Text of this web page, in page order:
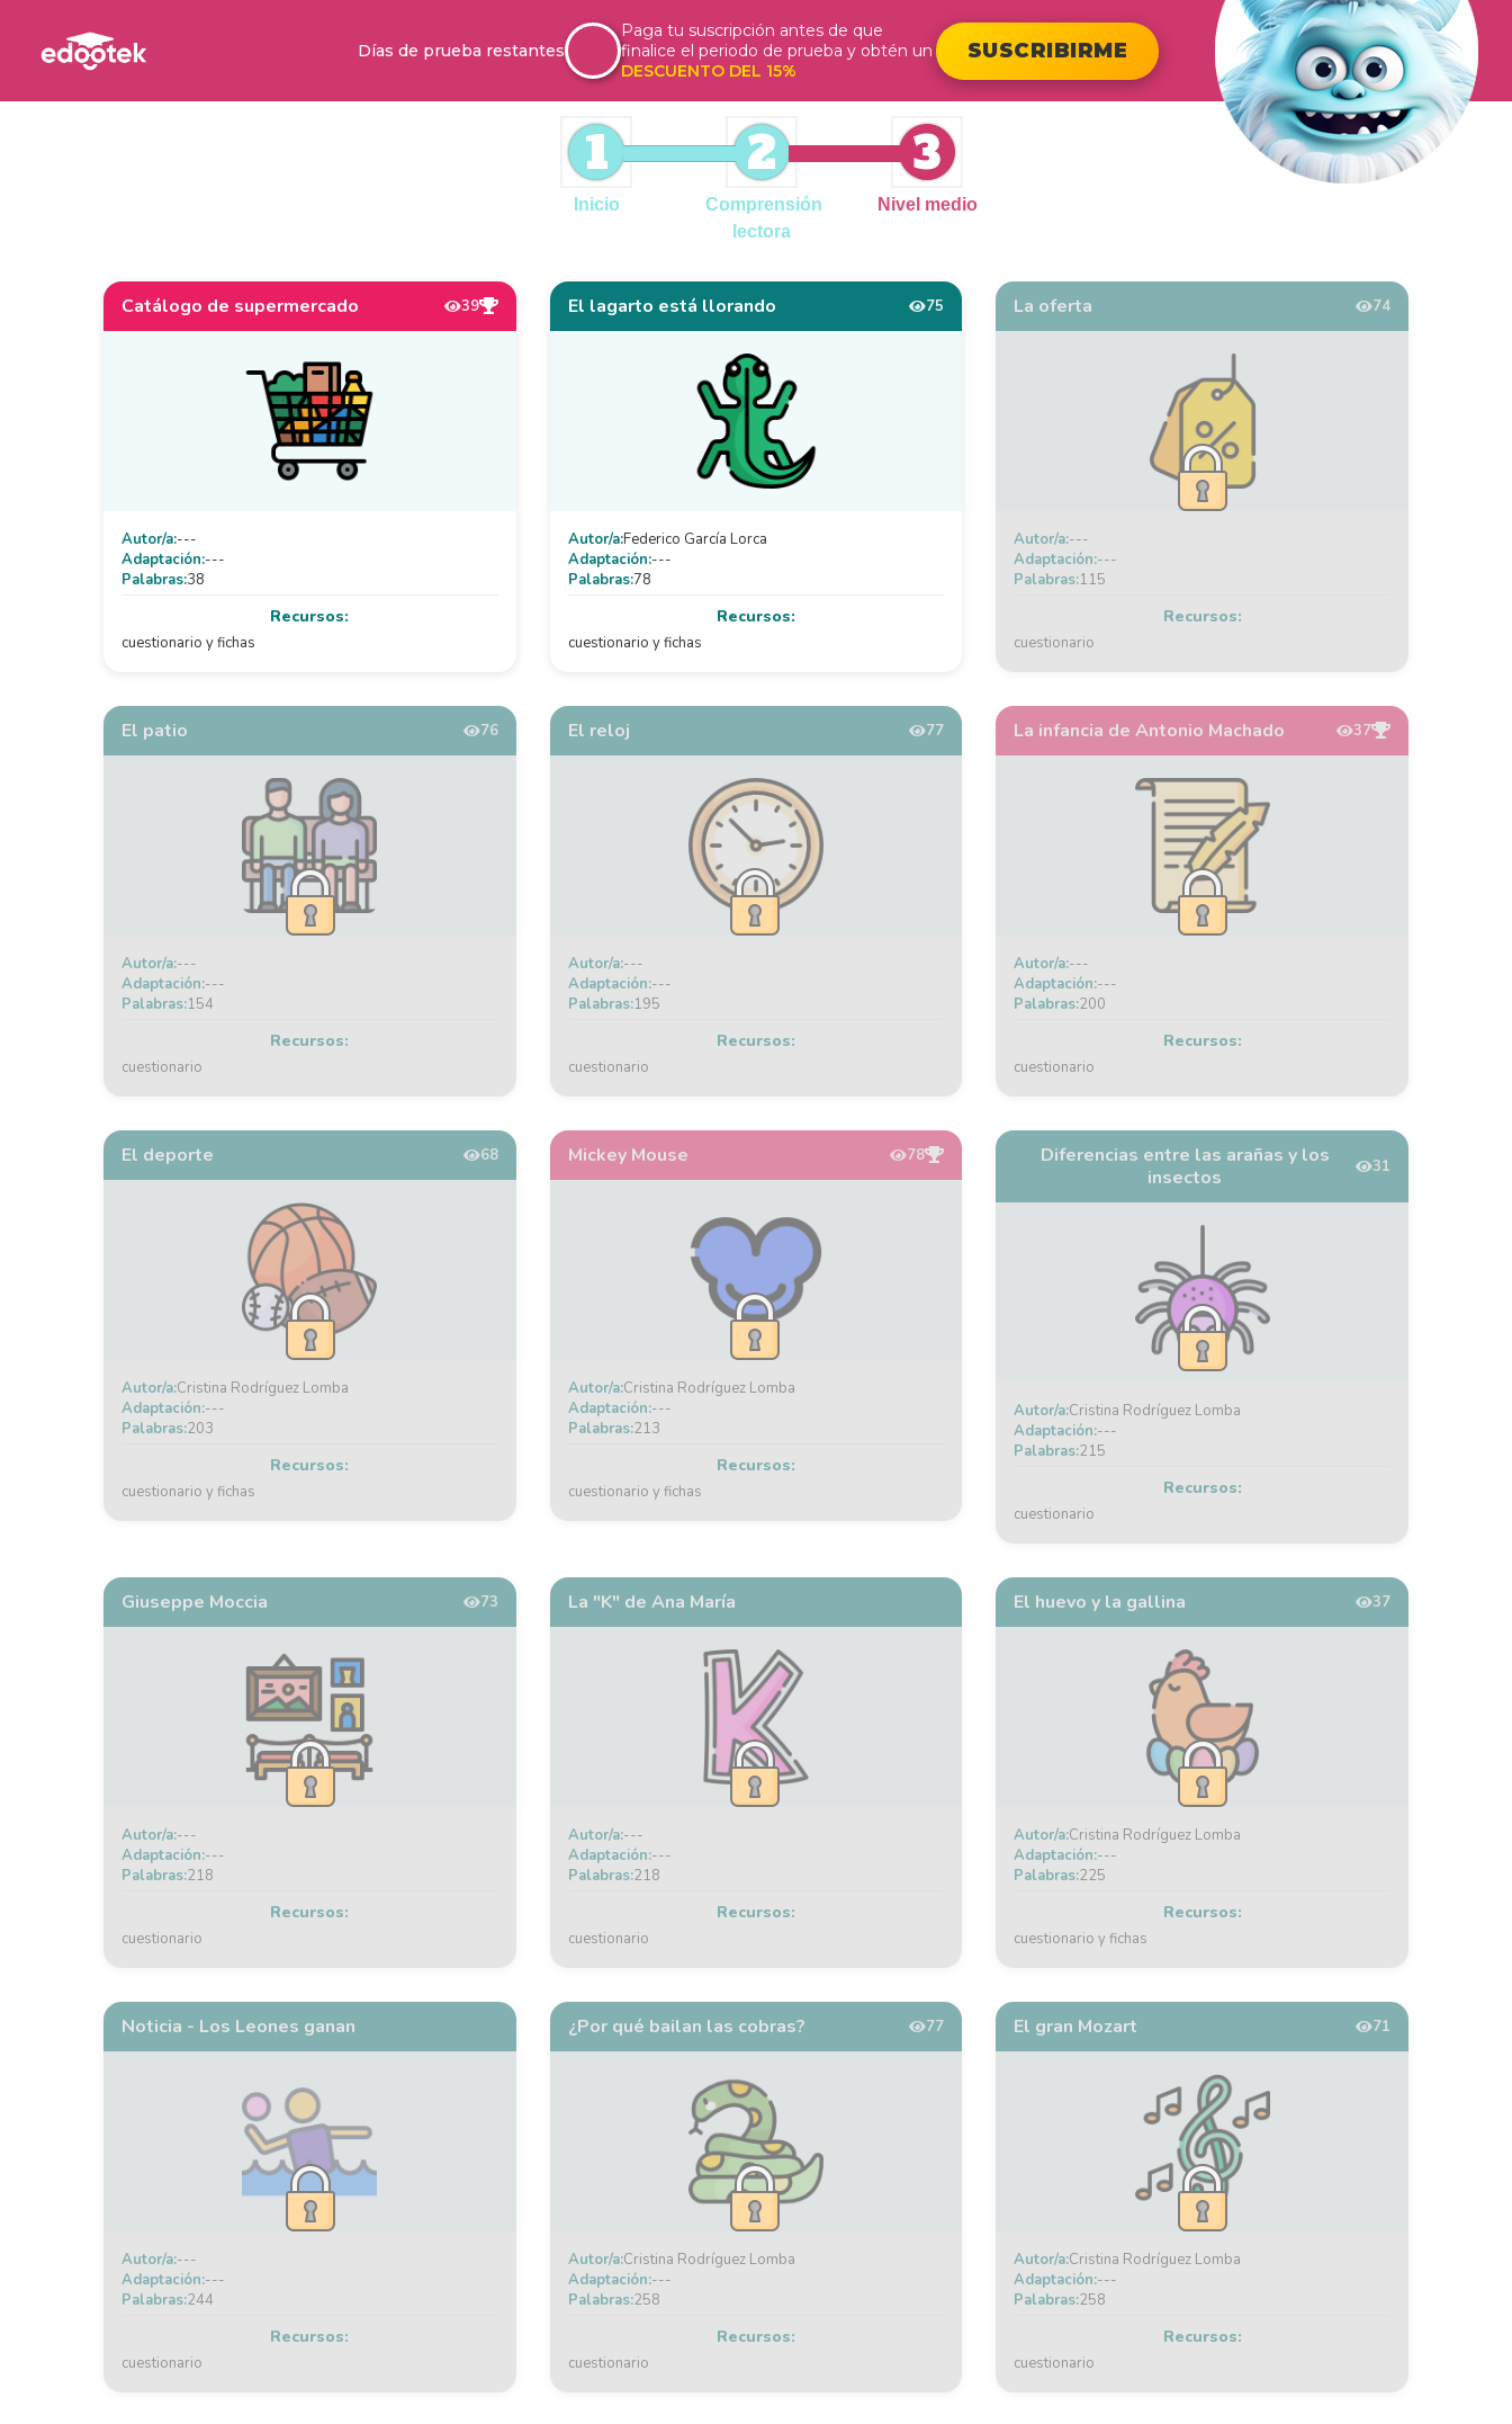
Días de prueba restantes
Paga tu suscripción antes de que
finalice el periodo de prueba y obtén un
DESCUENTO DEL 15%
SUSCRIBIRME
1
Inicio
2
Comprensión
lectora
3
Nivel medio
Catálogo de supermercado 39
Autor/a:---
Adaptación:---
Palabras:38
Recursos:
cuestionario y fichas
El lagarto está llorando 75
Autor/a:Federico García Lorca
Adaptación:---
Palabras:78
Recursos:
cuestionario y fichas
La oferta 74
Autor/a:---
Adaptación:---
Palabras:115
Recursos:
cuestionario
El patio 76
Autor/a:---
Adaptación:---
Palabras:154
Recursos:
cuestionario
El reloj 77
Autor/a:---
Adaptación:---
Palabras:195
Recursos:
cuestionario
La infancia de Antonio Machado 37
Autor/a:---
Adaptación:---
Palabras:200
Recursos:
cuestionario
El deporte 68
Autor/a:Cristina Rodríguez Lomba
Adaptación:---
Palabras:203
Recursos:
cuestionario y fichas
Mickey Mouse 78
Autor/a:Cristina Rodríguez Lomba
Adaptación:---
Palabras:213
Recursos:
cuestionario y fichas
Diferencias entre las arañas y los
insectos
31
Autor/a:Cristina Rodríguez Lomba
Adaptación:---
Palabras:215
Recursos:
cuestionario
Giuseppe Moccia 73
Autor/a:---
Adaptación:---
Palabras:218
Recursos:
cuestionario
La "K" de Ana María
Autor/a:---
Adaptación:---
Palabras:218
Recursos:
cuestionario
El huevo y la gallina 37
Autor/a:Cristina Rodríguez Lomba
Adaptación:---
Palabras:225
Recursos:
cuestionario y fichas
Noticia - Los Leones ganan
Autor/a:---
Adaptación:---
Palabras:244
Recursos:
cuestionario
¿Por qué bailan las cobras? 77
Autor/a:Cristina Rodríguez Lomba
Adaptación:---
Palabras:258
Recursos:
cuestionario
El gran Mozart 71
Autor/a:Cristina Rodríguez Lomba
Adaptación:---
Palabras:258
Recursos:
cuestionario